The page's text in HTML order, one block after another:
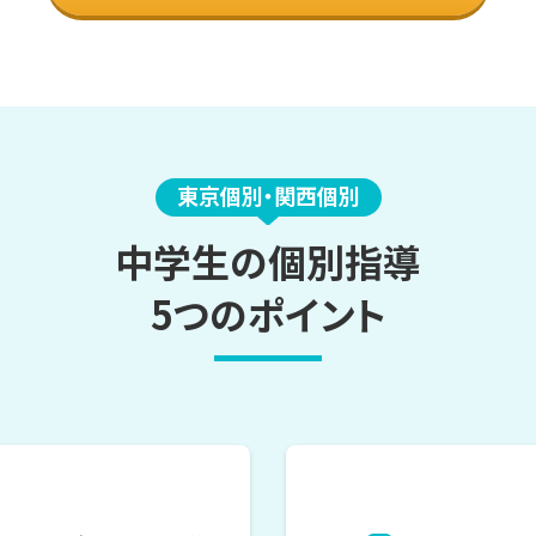
東京個別・関西個別
中学生の個別指導
5つのポイント